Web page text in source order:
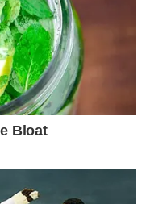
Bloat